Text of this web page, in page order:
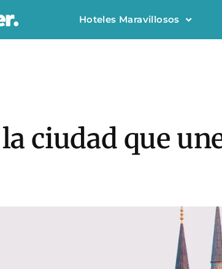
Hoteles Maravillosos
ciudad que